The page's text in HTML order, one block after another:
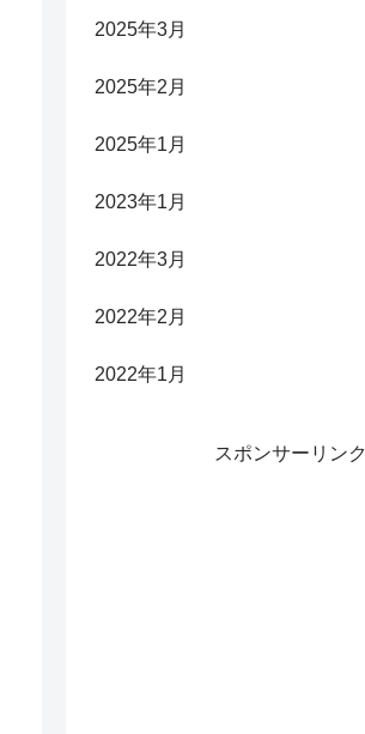
2025年3月
2025年2月
2025年1月
2023年1月
2022年3月
2022年2月
2022年1月
スポンサーリンク